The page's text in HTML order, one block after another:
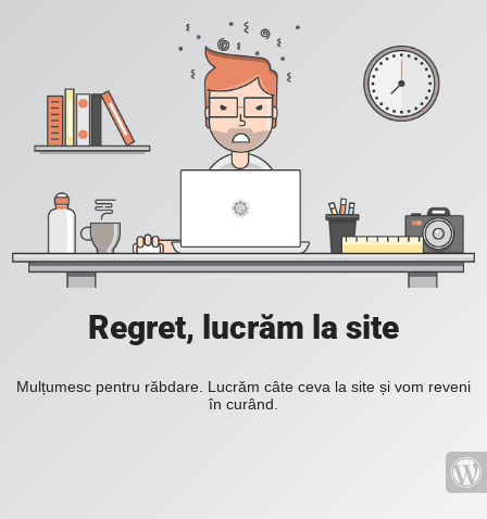
Regret, lucrăm la site
Mulțumesc pentru răbdare. Lucrăm câte ceva la site și vom reveni
în curând.